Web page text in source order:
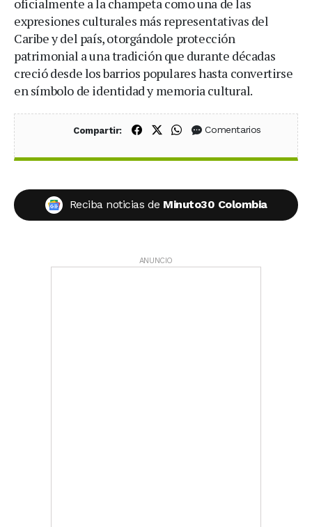
oficialmente a la champeta como una de las
expresiones culturales más representativas del
Caribe y del país, otorgándole protección
patrimonial a una tradición que durante décadas
creció desde los barrios populares hasta convertirse
en símbolo de identidad y memoria cultural.
Compartir: Compartir en Facebook
Compartir en X (Twitter)
Compartir en WhatsApp
Comentarios
Reciba noticias de Minuto30 Colombia
ANUNCIO